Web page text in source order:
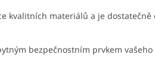
kvalitních materiálů a je dostatečně
bezpečnostním prvkem